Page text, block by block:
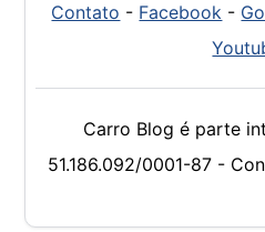
Contato - Facebook -
Carro Blog é parte
51.186.092/0001-87 -